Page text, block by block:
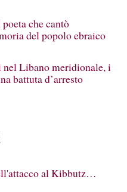
che cantò
del popolo ebraico
Libano meridionale, i
battuta d’arresto
al Kibbutz…